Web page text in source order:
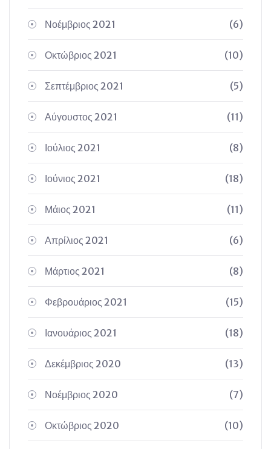
Νοέμβριος 2021 (6)
Οκτώβριος 2021 (10)
Σεπτέμβριος 2021 (5)
Αύγουστος 2021 (11)
Ιούλιος 2021 (8)
Ιούνιος 2021 (18)
Μάιος 2021 (11)
Απρίλιος 2021 (6)
Μάρτιος 2021 (8)
Φεβρουάριος 2021 (15)
Ιανουάριος 2021 (18)
Δεκέμβριος 2020 (13)
Νοέμβριος 2020 (7)
Οκτώβριος 2020 (10)